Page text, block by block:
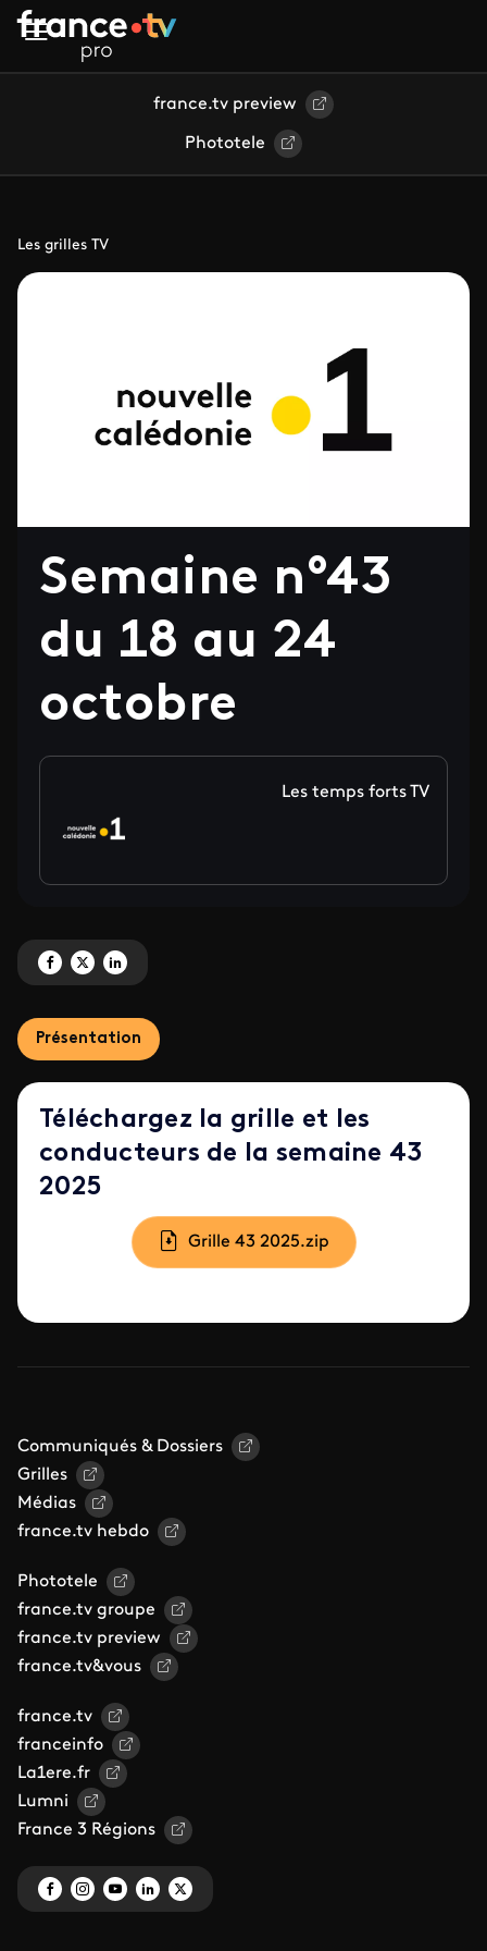
Aller au contenu principal
france.tv preview
Phototele
Les grilles TV
Semaine n°43
du 18 au 24
octobre
Les temps forts TV
Partagez 'Semaine n°43 du 18 au 24 octobre ' sur Facebook
Partagez 'Semaine n°43 du 18 au 24 octobre ' sur X
Partagez 'Semaine n°43 du 18 au 24 octobre ' sur LinkedIn
Présentation
Téléchargez la grille et les
conducteurs de la semaine 43
2025
Grille 43 2025.zip
Communiqués & Dossiers
Grilles
Médias
france.tv hebdo
Phototele
france.tv groupe
france.tv preview
france.tv&vous
france.tv
franceinfo
La1ere.fr
Lumni
France 3 Régions